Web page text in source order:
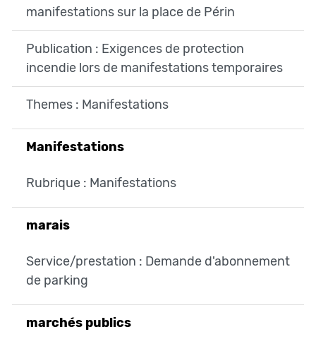
manifestations sur la place de Périn
Publication : Exigences de protection
incendie lors de manifestations temporaires
Themes : Manifestations
Manifestations
Rubrique : Manifestations
marais
Service/prestation : Demande d'abonnement
de parking
marchés publics